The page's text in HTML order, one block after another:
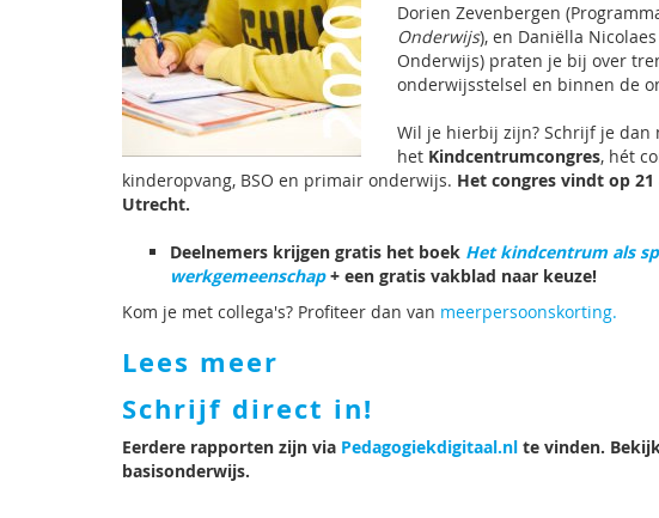
Dorien Zevenbergen
Onderwijs), en Daniëlla
Onderwijs) praten je bij over
onderwijsstelsel en binnen de
Wil je hierbij zijn? Schrijf je dan
het Kindcentrumcongres, hét
kinderopvang, BSO en primair onderwijs. Het congres vindt op
Utrecht.
Deelnemers krijgen gratis het boek Het kindcentrum als
werkgemeenschap+ een gratis vakblad naar keuze!
Kom je met collega's? Profiteer dan van meerpersoonskorting.
Lees meer
Schrijf direct in!
Eerdere rapporten zijn via Pedagogiekdigitaal.nl te vinden.
basisonderwijs.